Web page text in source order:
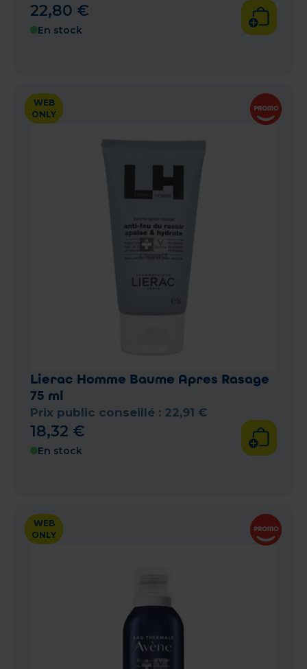
22,80 €
En stock
WEB
ONLY
Lierac Homme Baume Apres Rasage
75 ml
Prix public conseillé : 22,91 €
18,32 €
En stock
WEB
ONLY